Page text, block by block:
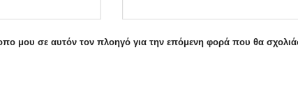
μου σε αυτόν τον πλοηγό για την επόμενη φορά που θα